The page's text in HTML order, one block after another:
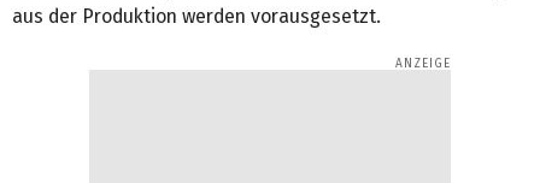
aus der Produktion werden vorausgesetzt.